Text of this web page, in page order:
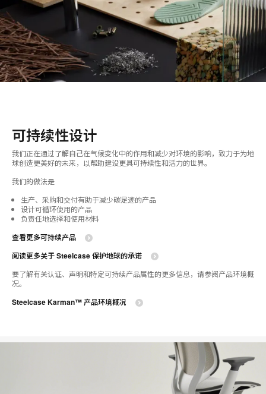
具
提
示
框
可持续性设计
我们正在通过了解自己在气候变化中的作用和减少对环境的影响，致力于为地
球创造更美好的未来，以帮助建设更具可持续性和活力的世界。
我们的做法是
生产、采购和交付有助于减少碳足迹的产品​
设计可循环使用的产品​
负责任地选择和使用材料​​
查看更多可持续产品
阅读更多关于 Steelcase 保护地球的承诺​
要了解有关认证、声明和特定可持续产品属性的更多信息，请参阅产品环境概
况。
Steelcase Karman™ 产品环境概况